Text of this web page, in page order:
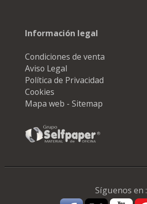
Información legal
Condiciones de venta
Aviso Legal
Política de Privacidad
Cookies
Mapa web - Sitemap
Síguenos en :